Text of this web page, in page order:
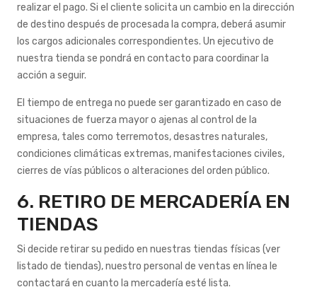
realizar el pago. Si el cliente solicita un cambio en la dirección
de destino después de procesada la compra, deberá asumir
los cargos adicionales correspondientes. Un ejecutivo de
nuestra tienda se pondrá en contacto para coordinar la
acción a seguir.
El tiempo de entrega no puede ser garantizado en caso de
situaciones de fuerza mayor o ajenas al control de la
empresa, tales como terremotos, desastres naturales,
condiciones climáticas extremas, manifestaciones civiles,
cierres de vías públicos o alteraciones del orden público.
6. RETIRO DE MERCADERÍA EN
TIENDAS
Si decide retirar su pedido en nuestras tiendas físicas (ver
listado de tiendas), nuestro personal de ventas en línea le
contactará en cuanto la mercadería esté lista.